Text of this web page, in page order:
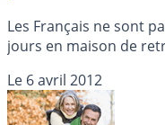
Les Français ne sont
jours en maison de
de place en
financement demeure
Le 6 avril 2012